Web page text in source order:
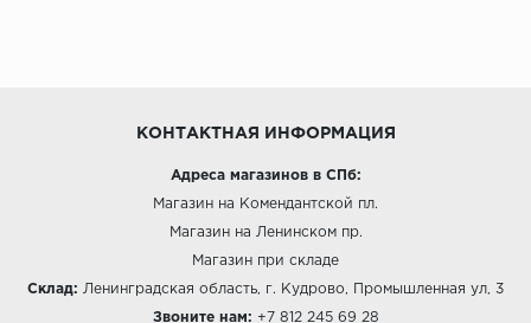
КОНТАКТНАЯ ИНФОРМАЦИЯ
Адреса магазинов в СПб:
Магазин на Комендантской пл.
Магазин на Ленинском пр.
Магазин при складе
Склад: Ленинградская область, г. Кудрово, Промышленная ул, 3
Звоните нам: +7 812 245 69 28